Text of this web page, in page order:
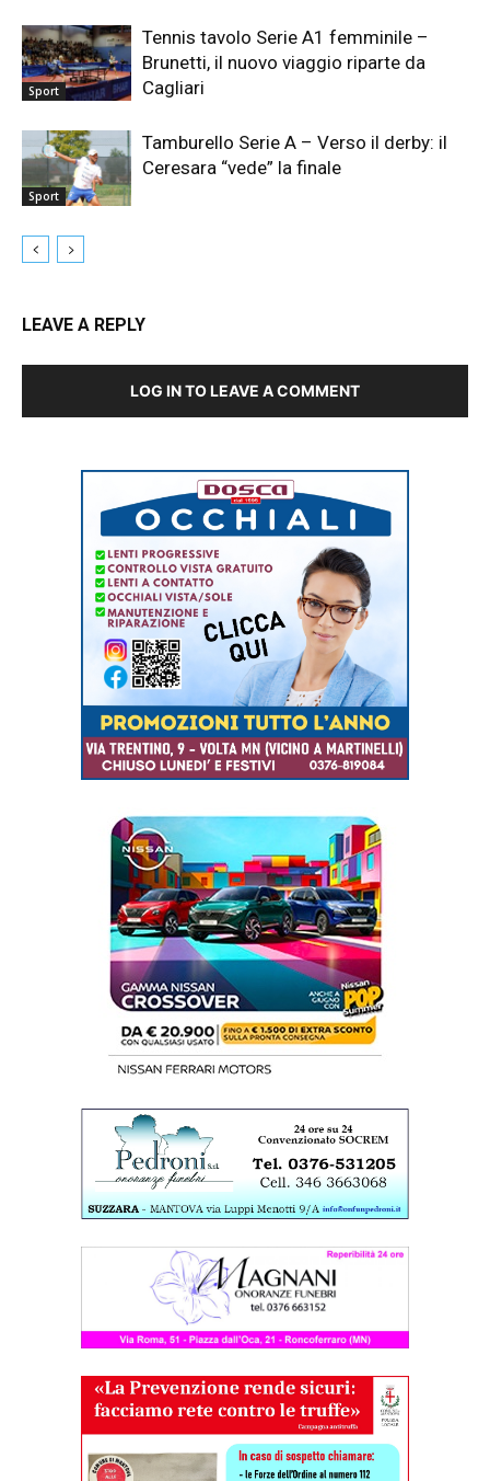
Sport
Tennis tavolo Serie A1 femminile –
Brunetti, il nuovo viaggio riparte da
Cagliari
Sport
Tamburello Serie A – Verso il derby: il
Ceresara “vede” la finale
LEAVE A REPLY
LOG IN TO LEAVE A COMMENT